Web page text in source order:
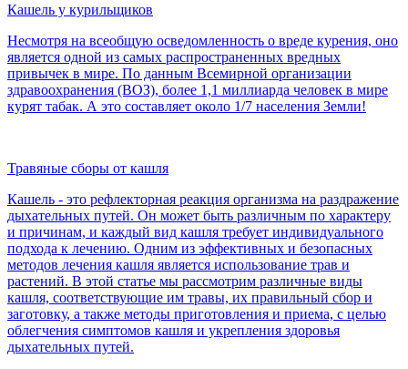
Кашель у курильщиков
Несмотря на всеобщую осведомленность о вреде курения, оно
является одной из самых распространенных вредных
привычек в мире. По данным Всемирной организации
здравоохранения (ВОЗ), более 1,1 миллиарда человек в мире
курят табак. А это составляет около 1/7 населения Земли!
Травяные сборы от кашля
Кашель - это рефлекторная реакция организма на раздражение
дыхательных путей. Он может быть различным по характеру
и причинам, и каждый вид кашля требует индивидуального
подхода к лечению. Одним из эффективных и безопасных
методов лечения кашля является использование трав и
растений. В этой статье мы рассмотрим различные виды
кашля, соответствующие им травы, их правильный сбор и
заготовку, а также методы приготовления и приема, с целью
облегчения симптомов кашля и укрепления здоровья
дыхательных путей.